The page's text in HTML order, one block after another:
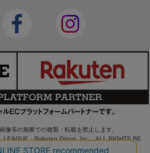
像等の無断での複製・転載を禁止します。
LEAGUE Rakuten Group, Inc. ALL RIGHTS RE
SERVED.